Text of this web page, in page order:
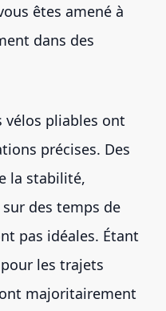
êtes amené à
dans des
vélos pliables ont
précises. Des
la stabilité,
des temps de
pas idéales. Étant
les trajets
majoritairement